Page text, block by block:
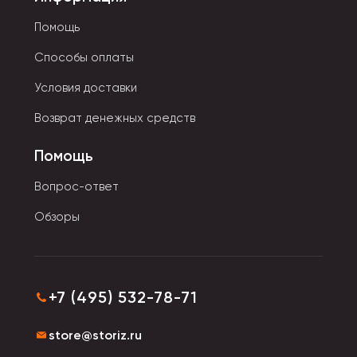
подогнан под разные типы устройств.
Наушники в виде кошачьих ушек имеют
светодиодную подсветку и являются
соединением. Встроенный плеер позволяют
слушать музыку в любом удобном месте.
Модели с микрофоном на молнии
предотвращают спутывание проводов.
Помощь
Способы оплаты
Условия доставки
Возврат денежных средств
Помощь
Вопрос-ответ
Обзоры
+7 (495) 532-78-71
store@storiz.ru